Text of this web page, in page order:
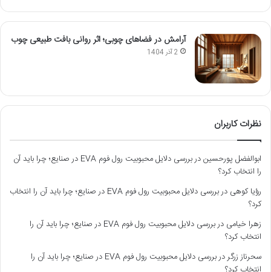
آرامش در فضاهای چوبی؛ اثر روانی بافت طبیعی چوب
2 آذر 1404
نظرات کاربران
ابوالفضل پورحسیندر
بررسی دلایل محبوبیت رول فوم EVA در صنایع؛ چرا باید آن
را انتخاب کرد؟
رؤیا کوهی در
بررسی دلایل محبوبیت رول فوم EVA در صنایع؛ چرا باید آن را انتخاب
کرد؟
زهرا خیامی در
بررسی دلایل محبوبیت رول فوم EVA در صنایع؛ چرا باید آن را
انتخاب کرد؟
سحرناز زرگردر
بررسی دلایل محبوبیت رول فوم EVA در صنایع؛ چرا باید آن را